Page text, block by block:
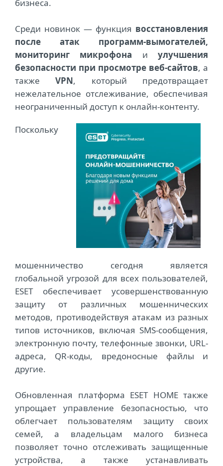
бизнеса.
Среди новинок ― функция восстановления
после атак программ-вымогателей,
мониторинг микрофона иулучшения
безопасности при просмотре веб-сайтов, а
такжеVPN, который предотвращает
нежелательное отслеживание, обеспечивая
неограниченный доступ к онлайн-контенту.
Поскольку
мошенничество сегодня является
глобальной угрозой для всех пользователей,
ESET обеспечивает усовершенствованную
защиту от различных мошеннических
методов, противодействуя атакам из разных
типов источников, включая SMS-сообщения,
электронную почту, телефонные звонки, URL-
адреса, QR-коды, вредоносные файлы и
другие.
Обновленная платформа ESET HOME также
упрощает управление безопасностью, что
облегчает пользователям защиту своих
семей, а владельцам малого бизнеса
позволяет точно отслеживать защищенные
устройства, а также устанавливать